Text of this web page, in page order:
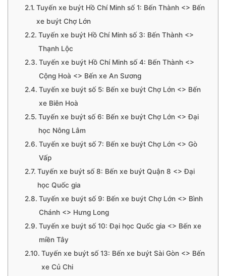
Tuyến xe buýt Hồ Chí Minh số 1: Bến Thành <> Bến
xe buýt Chợ Lớn
Tuyến xe buýt Hồ Chí Minh số 3: Bến Thành <>
Thạnh Lộc
Tuyến xe buýt Hồ Chí Minh số 4: Bến Thành <>
Cộng Hoà <> Bến xe An Sương
Tuyến xe buýt số 5: Bến xe buýt Chợ Lớn <> Bến
xe Biên Hoà
Tuyến xe buýt số 6: Bến xe buýt Chợ Lớn <> Đại
học Nông Lâm
Tuyến xe buýt số 7: Bến xe buýt Chợ Lớn <> Gò
Vấp
Tuyến xe buýt số 8: Bến xe buýt Quận 8 <> Đại
học Quốc gia
Tuyến xe buýt số 9: Bến xe buýt Chợ Lớn <> Bình
Chánh <> Hưng Long
Tuyến xe buýt số 10: Đại học Quốc gia <> Bến xe
miền Tây
Tuyến xe buýt số 13: Bến xe buýt Sài Gòn <> Bến
xe Củ Chi